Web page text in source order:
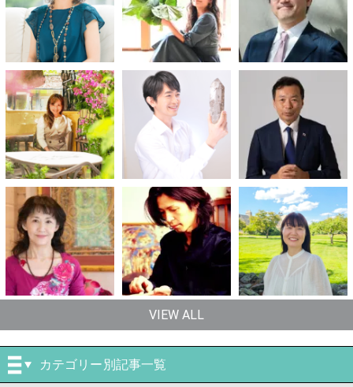
VIEW ALL
カテゴリー別記事一覧